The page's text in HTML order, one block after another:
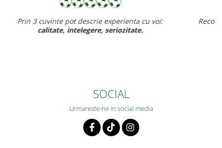
Recomand cu drag inedit sport pt rapiditate, calitate si pret
ff bun,
SOCIAL
Urmareste-ne in social media